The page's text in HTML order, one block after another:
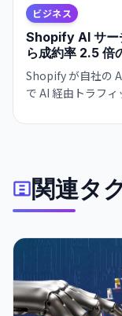
ビジネス
Shopify AI サ
ら成約率 2.5 倍
Shopify が自社の
で AI 経由トラフ
存・補完する関係
関連タ